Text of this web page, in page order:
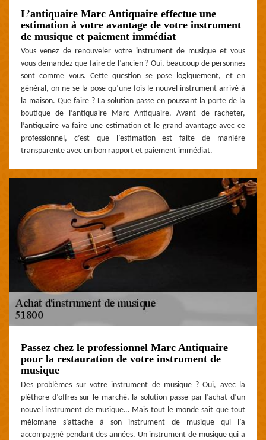
L’antiquaire Marc Antiquaire effectue une
estimation à votre avantage de votre instrument
de musique et paiement immédiat
Vous venez de renouveler votre instrument de musique et vous
vous demandez que faire de l’ancien ? Oui, beaucoup de personnes
sont comme vous. Cette question se pose logiquement, et en
général, on ne se la pose qu’une fois le nouvel instrument arrivé à
la maison. Que faire ? La solution passe en poussant la porte de la
boutique de l’antiquaire Marc Antiquaire. Avant de racheter,
l’antiquaire va faire une estimation et le grand avantage avec ce
professionnel, c’est que l’estimation est faite de manière
transparente avec un bon rapport et paiement immédiat.
Passez chez le professionnel Marc Antiquaire
pour la restauration de votre instrument de
musique
Des problèmes sur votre instrument de musique ? Oui, avec la
pléthore d’offres sur le marché, la solution passe par l’achat d’un
nouvel instrument de musique… Mais tout le monde sait que tout
mélomane s’attache à son instrument de musique qui l’a
accompagné pendant des années. Un instrument de musique qui a